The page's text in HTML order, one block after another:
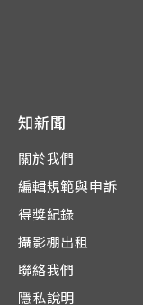
知新聞
關於我們
編輯規範與申訴
得獎紀錄
攝影棚出租
聯絡我們
隱私說明